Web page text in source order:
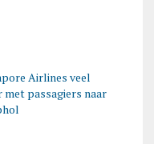
Airlines veel
met passagiers naar